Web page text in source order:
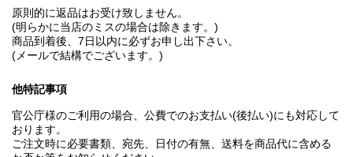
原則的に返品はお受け致しません。
(明らかに当店のミスの場合は除きます。)
商品到着後、7日以内に必ずお申し出下さい。
(メールで結構でございます。)
他特記事項
官公庁様のご利用の場合、公費でのお支払い(後払い)にも対応して
おります。
ご注文時に必要書類、宛先、日付の有無、送料を商品代に含める